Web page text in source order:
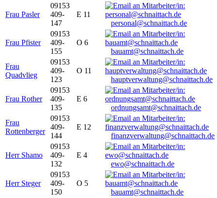
Frau Pasler
09153
409-
147
E 11
personal@schnaittach.de
Frau Pfister
09153
409-
155
O 6
bauamt@schnaittach.de
Frau
Quadvlieg
09153
409-
123
O 11
hauptverwaltung@schnaittach.de
Frau Rother
09153
409-
135
E 6
ordnungsamt@schnaittach.de
Frau
Rottenberger
09153
409-
144
E 12
finanzverwaltung@schnaittach.de
Herr Shamo
09153
409-
132
E 4
ewo@schnaittach.de
Herr Steger
09153
409-
150
O 5
bauamt@schnaittach.de